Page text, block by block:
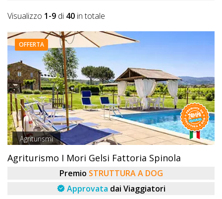
Visualizzo 1-9 di 40 in totale
OFFERTA
Agriturismi
Agriturismo I Mori Gelsi Fattoria Spinola
Premio STRUTTURA A DOG
Approvata dai Viaggiatori